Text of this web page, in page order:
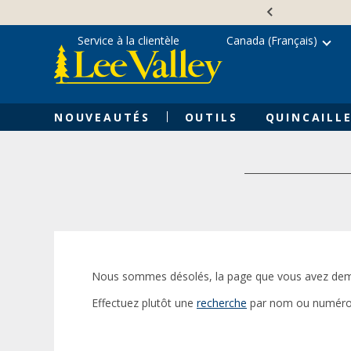
content
NOUVEAUTÉS OUTILS
Service à la clientèle Canada (Français)
Nous sommes désolés, la page que vous avez
Effectuez plutôt une recherche par nom ou